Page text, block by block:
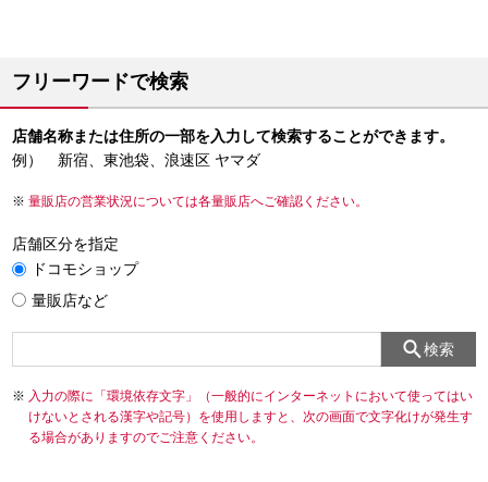
フリーワードで検索
店舗名称または住所の一部を入力して検索することができます。
例） 新宿、東池袋、浪速区 ヤマダ
量販店の営業状況については各量販店へご確認ください。
店舗区分を指定
ドコモショップ
量販店など
検索
入力の際に「環境依存文字」（一般的にインターネットにおいて使ってはい
けないとされる漢字や記号）を使用しますと、次の画面で文字化けが発生す
る場合がありますのでご注意ください。